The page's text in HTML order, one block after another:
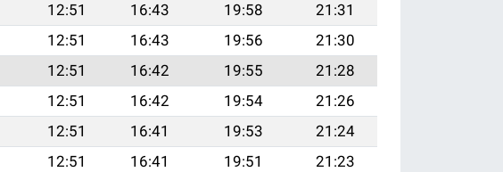
12:51 16:43 19:58
21:31
12:51 16:43 19:56
21:30
12:51 16:42 19:55
21:28
12:51 16:42 19:54
21:26
12:51 16:41 19:53
21:24
12:51 16:41 19:51
21:23